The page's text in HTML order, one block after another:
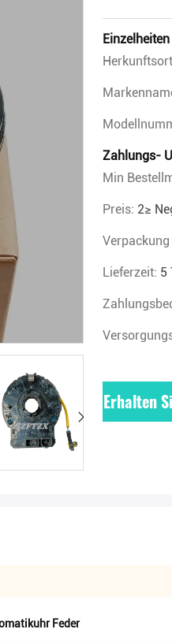
Zahlungs-
Min
Preis: 2≥
Lieferzeit: 5
Erhalten
Feder